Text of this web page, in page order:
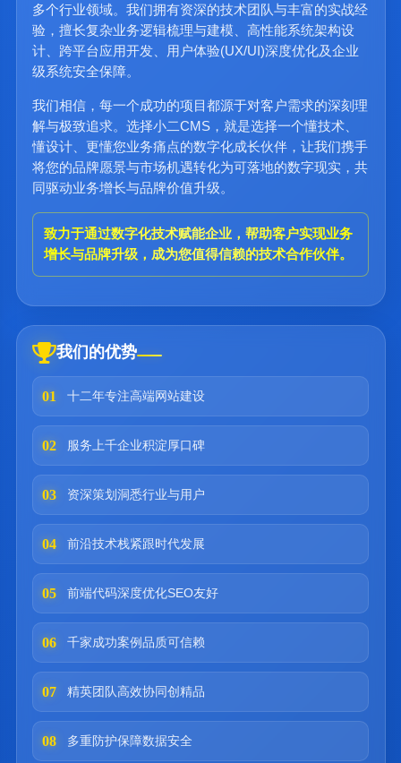
多个行业领域。我们拥有资深的技术团队与丰富的实战经
验，擅长复杂业务逻辑梳理与建模、高性能系统架构设
计、跨平台应用开发、用户体验(UX/UI)深度优化及企业
级系统安全保障。
我们相信，每一个成功的项目都源于对客户需求的深刻理
解与极致追求。选择小二CMS，就是选择一个懂技术、
懂设计、更懂您业务痛点的数字化成长伙伴，让我们携手
将您的品牌愿景与市场机遇转化为可落地的数字现实，共
同驱动业务增长与品牌价值升级。
致力于通过数字化技术赋能企业，帮助客户实现业务
增长与品牌升级，成为您值得信赖的技术合作伙伴。
我们的优势
01 十二年专注高端网站建设
02 服务上千企业积淀厚口碑
03 资深策划洞悉行业与用户
04 前沿技术栈紧跟时代发展
05 前端代码深度优化SEO友好
06 千家成功案例品质可信赖
07 精英团队高效协同创精品
08 多重防护保障数据安全